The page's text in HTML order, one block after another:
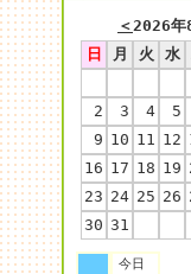
＜2026年
日
月 火 水
2
3 4 5
9 10 11 12
16 17 18 19
23 24 25 26
30 31
今日